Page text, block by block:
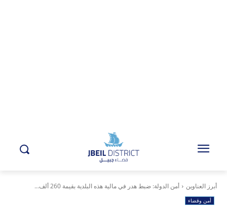
أبرز العناوين أمن الدولة: ضبط هدر في مالية هذه البلدية بقيمة 260 ألف...
أمن وقضاء